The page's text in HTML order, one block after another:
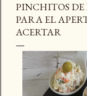
PINCHITOS
PARA EL
ACERTAR